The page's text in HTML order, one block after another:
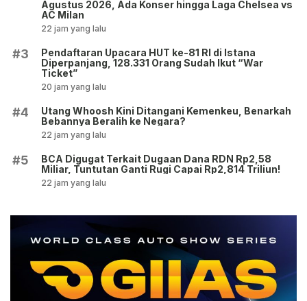
Agustus 2026, Ada Konser hingga Laga Chelsea vs
AC Milan
22 jam yang lalu
#3
Pendaftaran Upacara HUT ke-81 RI di Istana
Diperpanjang, 128.331 Orang Sudah Ikut “War
Ticket”
20 jam yang lalu
#4
Utang Whoosh Kini Ditangani Kemenkeu, Benarkah
Bebannya Beralih ke Negara?
22 jam yang lalu
#5
BCA Digugat Terkait Dugaan Dana RDN Rp2,58
Miliar, Tuntutan Ganti Rugi Capai Rp2,814 Triliun!
22 jam yang lalu